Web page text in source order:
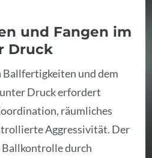
und Fangen im
Druck
Ballfertigkeiten und dem
Druck erfordert
räumliches
Aggressivität. Der
durch